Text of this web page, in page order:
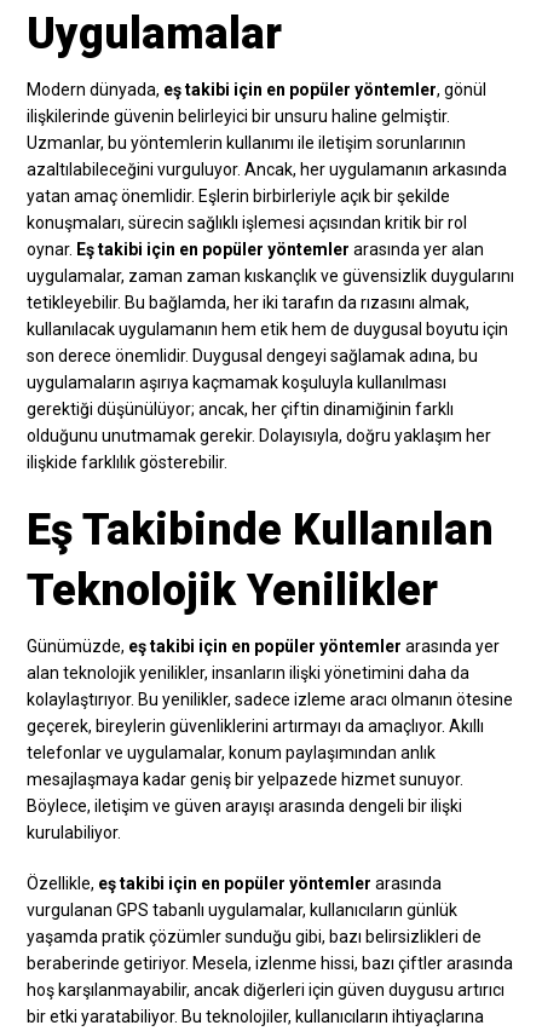
Uygulamalar
Modern dünyada, eş takibi için en popüler yöntemler, gönül
ilişkilerinde güvenin belirleyici bir unsuru haline gelmiştir.
Uzmanlar, bu yöntemlerin kullanımı ile iletişim sorunlarının
azaltılabileceğini vurguluyor. Ancak, her uygulamanın arkasında
yatan amaç önemlidir. Eşlerin birbirleriyle açık bir şekilde
konuşmaları, sürecin sağlıklı işlemesi açısından kritik bir rol
oynar. Eş takibi için en popüler yöntemler arasında yer alan
uygulamalar, zaman zaman kıskançlık ve güvensizlik duygularını
tetikleyebilir. Bu bağlamda, her iki tarafın da rızasını almak,
kullanılacak uygulamanın hem etik hem de duygusal boyutu için
son derece önemlidir. Duygusal dengeyi sağlamak adına, bu
uygulamaların aşırıya kaçmamak koşuluyla kullanılması
gerektiği düşünülüyor; ancak, her çiftin dinamiğinin farklı
olduğunu unutmamak gerekir. Dolayısıyla, doğru yaklaşım her
ilişkide farklılık gösterebilir.
Eş Takibinde Kullanılan
Teknolojik Yenilikler
Günümüzde, eş takibi için en popüler yöntemler arasında yer
alan teknolojik yenilikler, insanların ilişki yönetimini daha da
kolaylaştırıyor. Bu yenilikler, sadece izleme aracı olmanın ötesine
geçerek, bireylerin güvenliklerini artırmayı da amaçlıyor. Akıllı
telefonlar ve uygulamalar, konum paylaşımından anlık
mesajlaşmaya kadar geniş bir yelpazede hizmet sunuyor.
Böylece, iletişim ve güven arayışı arasında dengeli bir ilişki
kurulabiliyor.
Özellikle, eş takibi için en popüler yöntemler arasında
vurgulanan GPS tabanlı uygulamalar, kullanıcıların günlük
yaşamda pratik çözümler sunduğu gibi, bazı belirsizlikleri de
beraberinde getiriyor. Mesela, izlenme hissi, bazı çiftler arasında
hoş karşılanmayabilir, ancak diğerleri için güven duygusu artırıcı
bir etki yaratabiliyor. Bu teknolojiler, kullanıcıların ihtiyaçlarına